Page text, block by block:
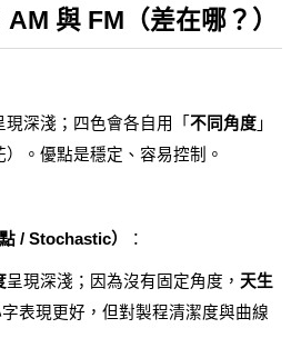
與 FM（差在哪？）
現深淺；四色會各自用「 不同角度 」
。優點是穩定、容易控制。
/ Stochastic） ：
呈現深淺；因為沒有固定角度， 天生
字表現更好，但對製程清潔度與曲線